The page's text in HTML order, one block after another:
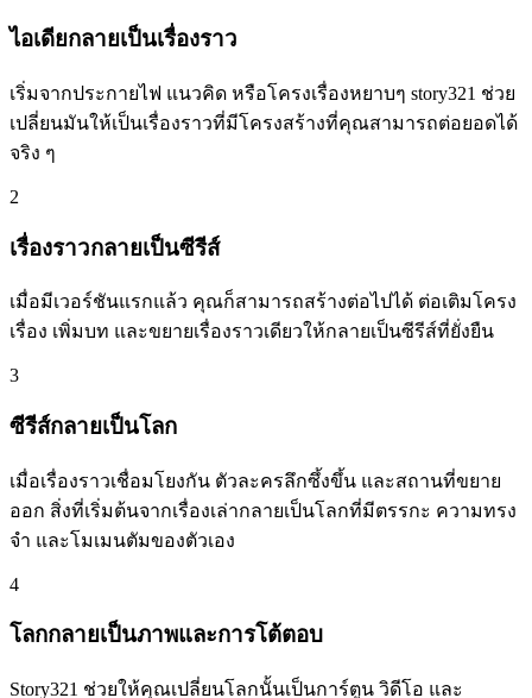
ไอเดียกลายเป็นเรื่องราว
เริ่มจากประกายไฟ แนวคิด หรือโครงเรื่องหยาบๆ story321 ช่วย
เปลี่ยนมันให้เป็นเรื่องราวที่มีโครงสร้างที่คุณสามารถต่อยอดได้
จริง ๆ
2
เรื่องราวกลายเป็นซีรีส์
เมื่อมีเวอร์ชันแรกแล้ว คุณก็สามารถสร้างต่อไปได้ ต่อเติมโครง
เรื่อง เพิ่มบท และขยายเรื่องราวเดียวให้กลายเป็นซีรีส์ที่ยั่งยืน
3
ซีรีส์กลายเป็นโลก
เมื่อเรื่องราวเชื่อมโยงกัน ตัวละครลึกซึ้งขึ้น และสถานที่ขยาย
ออก สิ่งที่เริ่มต้นจากเรื่องเล่ากลายเป็นโลกที่มีตรรกะ ความทรง
จำ และโมเมนตัมของตัวเอง
4
โลกกลายเป็นภาพและการโต้ตอบ
Story321 ช่วยให้คุณเปลี่ยนโลกนั้นเป็นการ์ตูน วิดีโอ และ